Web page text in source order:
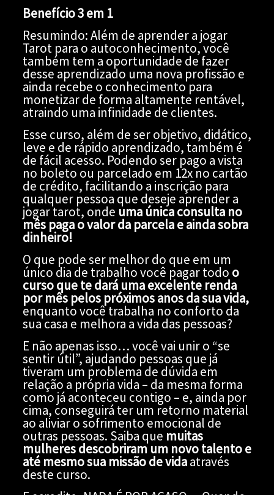
Benefício 3 em 1
Resumindo: Além de aprender a jogar
Tarot para o autoconhecimento, você
também tem a oportunidade de fazer
desse aprendizado uma nova profissão e
ainda recebe o conhecimento para
monetizar de forma altamente rentável,
atraindo uma infinidade de clientes.
Esse curso, além de ser objetivo, didático,
leve e de rápido aprendizado, também é
de fácil acesso. Podendo ser pago a vista
no boleto ou parcelado em 12x no cartão
de crédito, facilitando a inscrição para
qualquer pessoa que deseje aprender a
jogar tarot, onde uma única consulta no
mês paga o valor da parcela e ainda sobra
dinheiro!
O que pode ser melhor do que em um
único dia de trabalho você pagar todo o
curso que te dará uma excelente renda
por mês pelos próximos anos da sua vida,
enquanto você trabalha no conforto da
sua casa e melhora a vida das pessoas?
E não apenas isso… você vai unir o “se
sentir útil”, ajudando pessoas que já
tiveram um problema de dúvida em
relação a própria vida – da mesma forma
como já aconteceu contigo – e, ainda por
cima, conseguirá ter um retorno material
ao aliviar o sofrimento emocional de
outras pessoas. Saiba que muitas
mulheres descobriram um novo talento e
até mesmo sua missão de vidaatravés
deste curso.